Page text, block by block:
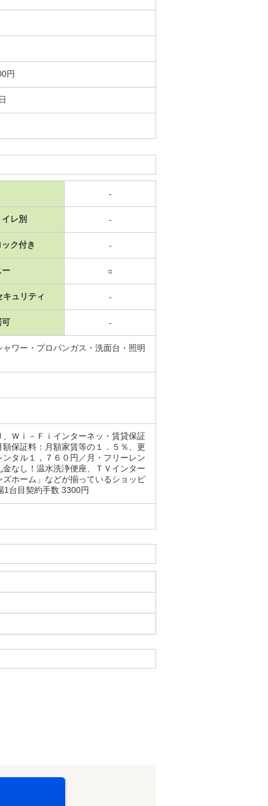
円
-
レ別 -
ク付き -
ー ○
キュリティ -
可 -
ワー・プロパンガス・洗面台・照明
Ｗｉ－Ｆｉインターネッ・賃貸保証
保証料：月額家賃等の１．５％、更
タル１，７６０円／月・フリーレン
なし！温水洗浄便座、ＴＶインター
ホーム」などが揃っているショッピ
1台目契約手数 3300円